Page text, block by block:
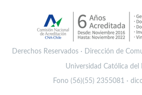
Derechos Reservados · Dirección de
Universidad Católica del
Fono (56)(55) 2355081 ·